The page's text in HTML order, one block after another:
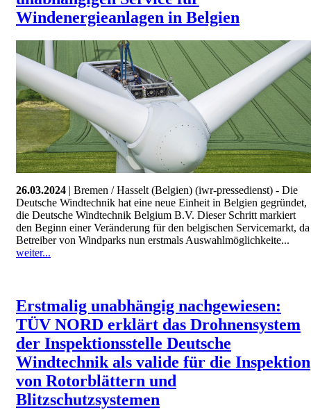
Windenergieanlagen in Belgien
26.03.2024 | Bremen / Hasselt (Belgien) (iwr-pressedienst) - Die
Deutsche Windtechnik hat eine neue Einheit in Belgien gegründet,
die Deutsche Windtechnik Belgium B.V. Dieser Schritt markiert
den Beginn einer Veränderung für den belgischen Servicemarkt, da
Betreiber von Windparks nun erstmals Auswahlmöglichkeite...
weiter...
Erstmalig unabhängig nachgewiesen:
TÜV NORD erklärt das Drohnensystem
der Inspektionsstelle Deutsche
Windtechnik als valide für die Inspektion
von Rotorblättern und
Blitzschutzsystemen